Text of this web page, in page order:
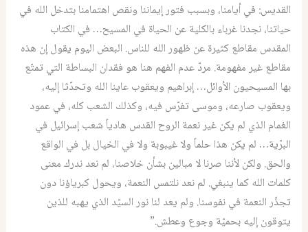
القديس: ‏ في أيامنا، وبسبب فتور إيماننا ونقص اهتمامنا بتدخل الله في
حياتنا، نجدنا غرباء بالكلية عن الحياة في المسيح… في الكتاب
المقدس مقاطع كثيرة عن ظهور الله للناس. البعض اليوم يقول إن هذه
مقاطع غير مفهومة. مردّ عدم الفهم هنا هو فقدان البساطة التي تمتّع
بها المسيحيون الأوائل…إبراهيم ويعقوب عاينا الله وتحدّثا إليه،
ويعقوب صارعه، وموسى تفرّس فيه، وكذلك الشعب كله، في عمود
الغمام الذي لم يكن غير نعمة الروح القدس هادياً شعب إسرائيل في
البرّية… لم يكن هذا حلماً ولا غيبوبة ولا في الخيال بل في الواقع
والحق. ولكن لأننا صرنا لا مبالين بشأن خلاصنا، لم نعد ندرك معنى
كلمات الله كما ينبغي. لم نعد نلتمس النعمة، ويحول كبرياؤنا دون
تجذّر النعمة في نفوسنا. ولم يعد لنا نور السيّد الذي يهبه للذين
يتوقون إليه بحميّة وجوع وعطش.”